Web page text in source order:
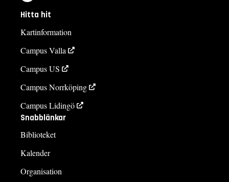
Hitta hit
Kartinformation
Campus Valla
Campus US
Campus Norrköping
Campus Lidingö
Snabblänkar
Biblioteket
Kalender
Organisation